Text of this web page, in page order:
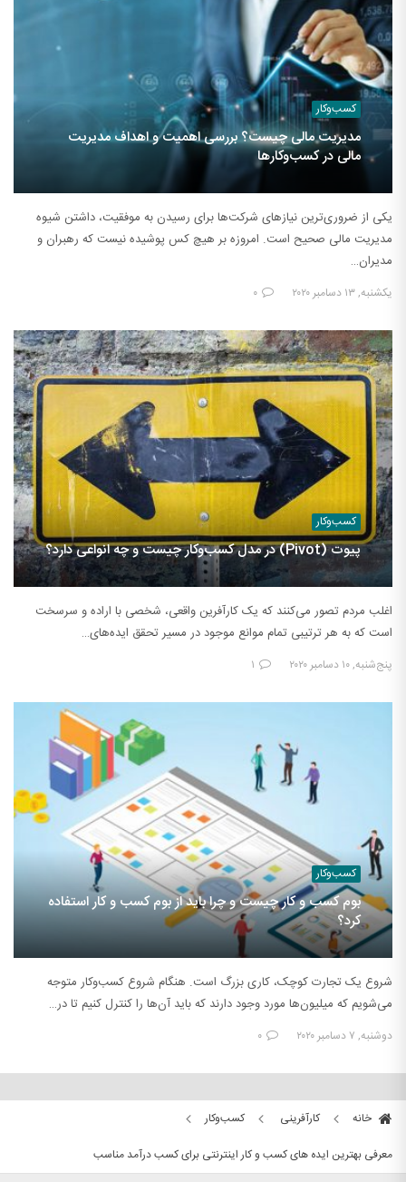
کسب‌وکار
مدیریت مالی چیست؟ بررسی اهمیت و اهداف مدیریت
مالی در کسب‌وکارها
یکی از ضروری‌ترین نیازهای شرکت‌ها برای رسیدن به موفقیت، داشتن شیوه
مدیریت مالی صحیح است. امروزه بر هیچ کس پوشیده نیست که رهبران و
مدیران…
یکشنبه, ۱۳ دسامبر ۲۰۲۰ ۰
کسب‌وکار
پیوت (Pivot) در مدل کسب‌وکار چیست و چه انواعی دارد؟
اغلب مردم تصور می‌کنند که یک کارآفرین واقعی، شخصی با اراده و سرسخت
است که به هر ترتیبی تمام موانع موجود در مسیر تحقق ایده‌های…
پنج‌شنبه, ۱۰ دسامبر ۲۰۲۰ ۱
کسب‌وکار
بوم کسب و کار چیست و چرا باید از بوم کسب و کار استفاده
کرد؟
شروع یک تجارت کوچک، کاری بزرگ است. هنگام شروع کسب‌وکار متوجه
می‌شویم که میلیون‌ها مورد وجود دارند که باید آن‌ها را کنترل کنیم تا در…
دوشنبه, ۷ دسامبر ۲۰۲۰ ۰
خانه کارآفرینی
کسب‌وکار
معرفی بهترین ایده های کسب و کار اینترنتی برای کسب درآمد مناسب